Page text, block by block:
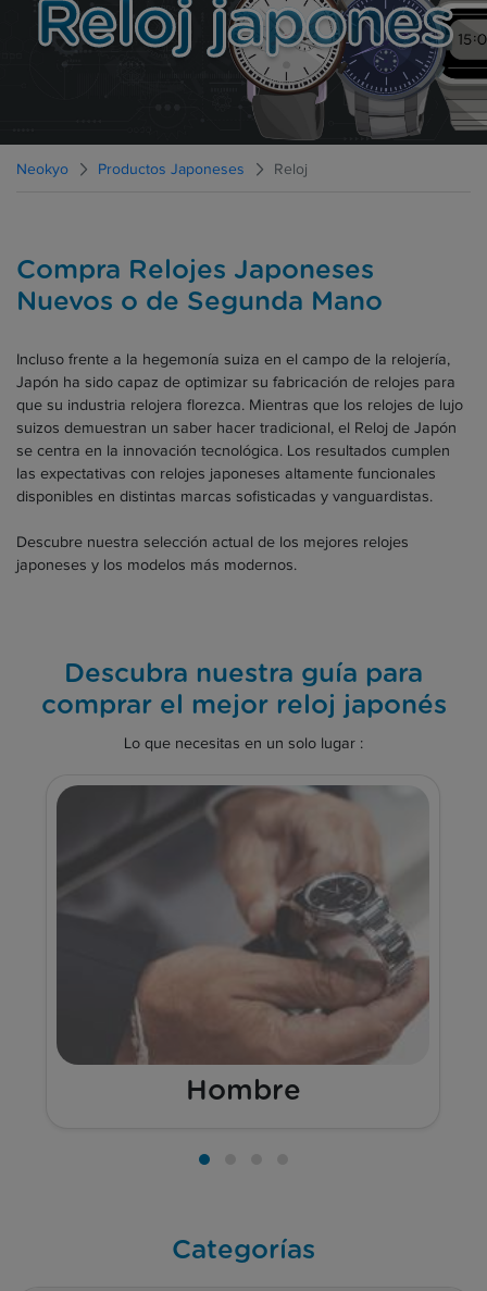
Reloj japones
Neokyo Productos Japoneses Reloj
Compra Relojes Japoneses
Nuevos o de Segunda Mano
Incluso frente a la hegemonía suiza en el campo de la relojería,
Japón ha sido capaz de optimizar su fabricación de relojes para
que su industria relojera florezca. Mientras que los relojes de lujo
suizos demuestran un saber hacer tradicional, el Reloj de Japón
se centra en la innovación tecnológica. Los resultados cumplen
las expectativas con relojes japoneses altamente funcionales
disponibles en distintas marcas sofisticadas y vanguardistas.
Descubre nuestra selección actual de los mejores relojes
japoneses y los modelos más modernos.
Descubra nuestra guía para
comprar el mejor reloj japonés
Lo que necesitas en un solo lugar :
Hombre
Categorías